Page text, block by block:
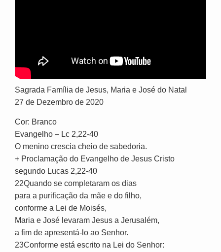
Sagrada Família de Jesus, Maria e José do Natal
27 de Dezembro de 2020
Cor: Branco
Evangelho – Lc 2,22-40
O menino crescia cheio de sabedoria.
+ Proclamação do Evangelho de Jesus Cristo
segundo Lucas 2,22-40
22Quando se completaram os dias
para a purificação da mãe e do filho,
conforme a Lei de Moisés,
Maria e José levaram Jesus a Jerusalém,
a fim de apresentá-lo ao Senhor.
23Conforme está escrito na Lei do Senhor: